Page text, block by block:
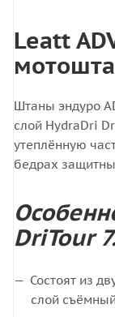
Leatt
Штаны эндуро
слой HydraDri
утеплённую
бедрах
DriTour
Состоят из
слой